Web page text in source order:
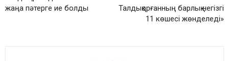
жаңа пәтерге ие болды
Талдықорғанның барлық негізгі
11 көшесі жөнделеді»